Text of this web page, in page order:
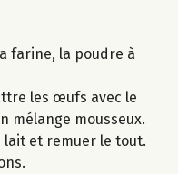
farine, la poudre à
les œufs avec le
mélange mousseux.
lait et remuer le tout.